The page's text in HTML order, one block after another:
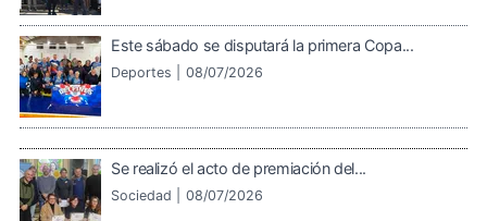
Este sábado se disputará la primera Copa...
Deportes | 08/07/2026
Se realizó el acto de premiación del...
Sociedad | 08/07/2026